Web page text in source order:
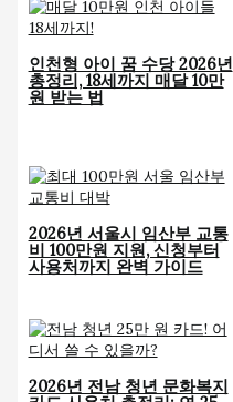
인천형 아이 꿈 수당 2026년
총정리, 18세까지 매달 10만
원 받는 법
2026년 서울시 임산부 교통
비 100만원 지원, 신청부터
사용처까지 완벽 가이드
2026년 전남 청년 문화복지